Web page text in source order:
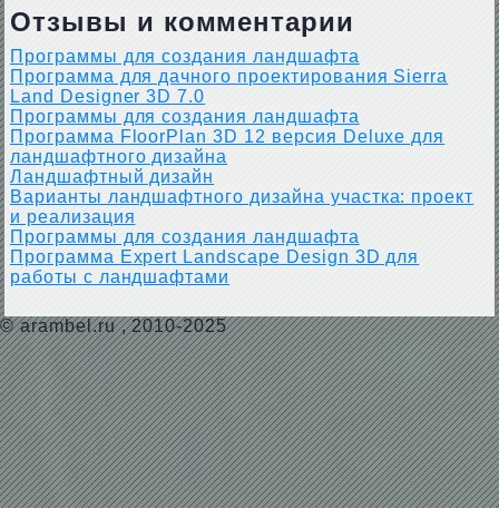
Отзывы и комментарии
Программы для создания ландшафта
Программа для дачного проектирования Sierra
Land Designer 3D 7.0
Программы для создания ландшафта
Программа FloorPlan 3D 12 версия Deluxe для
ландшафтного дизайна
Ландшафтный дизайн
Варианты ландшафтного дизайна участка: проект
и реализация
Программы для создания ландшафта
Программа Expert Landscape Design 3D для
работы с ландшафтами
© arambel.ru, 2010-2025